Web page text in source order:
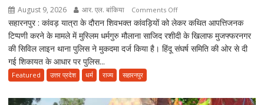
August 9, 2026 आर. एल. बांकिया Comments Offon
कांवड़ियों
पर
विवादित
आरोप
सहारनपुर : कांवड़ यात्रा के दौरान शिवभक्त कांवड़ियों को लेकर कथित आपत्तिजनक
टिप्पणी करने के मामले में मुस्लिम धर्मगुरु मौलाना साजिद रशीदी के खिलाफ मुजफ्फरनगर
की सिविल लाइन थाना पुलिस ने मुकदमा दर्ज किया है। हिंदू संघर्ष समिति की ओर से दी
गई शिकायत के आधार पर पुलिस...
Featured उत्तर प्रदेश धर्म राज्य सहारनपुर